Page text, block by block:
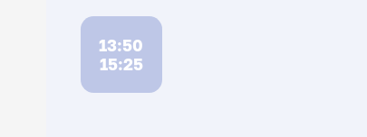
13:50
15:25